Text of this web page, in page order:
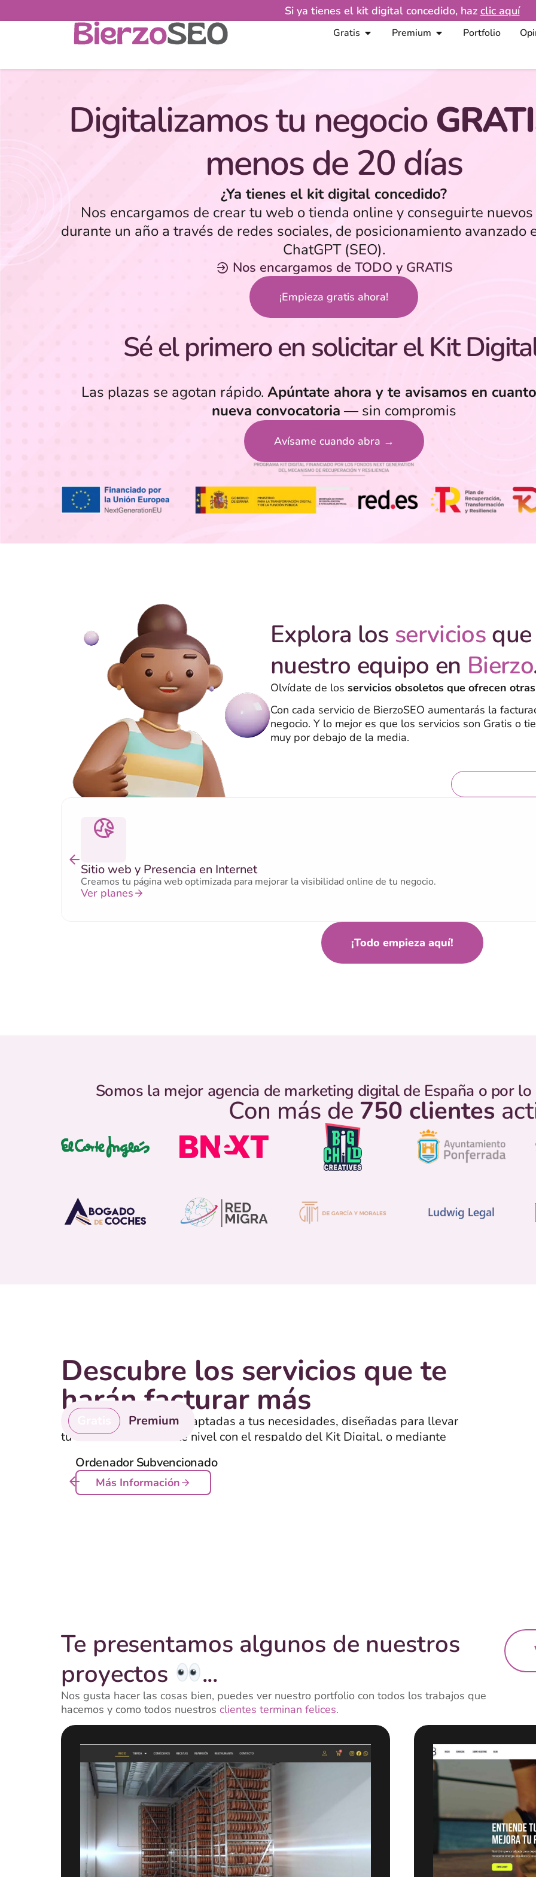
Si ya tienes el kit digital concedido, haz clic aquí
Gratis Premium Portfolio
Digitalizamos tu negocio
menos de 20 días
¿Ya tienes el kit digital concedido?
Nos encargamos de crear tu web o tienda online y conseguirte
durante un año a través de redes sociales, de posicionamiento avanzado
ChatGPT (SEO).
Nos encargamos de TODO y GRATIS
¡Empieza gratis ahora!
Sé el primero en solicitar el Kit
Las plazas se agotan rápido. Apúntate ahora y te avisamos en
nueva convocatoria — sin compromis
Avísame cuando abra →
Explora los servicios
nuestro equipo en Bierzo
Olvídate de los servicios obsoletos que ofrecen
Con cada servicio de BierzoSEO aumentarás la
negocio. Y lo mejor es que los servicios son Gratis o
muy por debajo de la media.
Sitio web y Presencia en Internet
Creamos tu página web optimizada para mejorar la visibilidad online de tu negocio.
Ver planes
¡Todo empieza aquí!
Somos la mejor agencia de marketing digital de España o por
Con más de 750 clientes
Descubre los servicios que te
harán facturar más
Encuentra soluciones adaptadas a tus necesidades, diseñadas para llevar
tu empresa al siguiente nivel con el respaldo del Kit Digital, o mediante
Premium
Ordenador Subvencionado
Más Información
Te presentamos algunos de nuestros
proyectos
...
Nos gusta hacer las cosas bien, puedes ver nuestro portfolio con todos los trabajos que
hacemos y como todos nuestros clientes terminan felices.